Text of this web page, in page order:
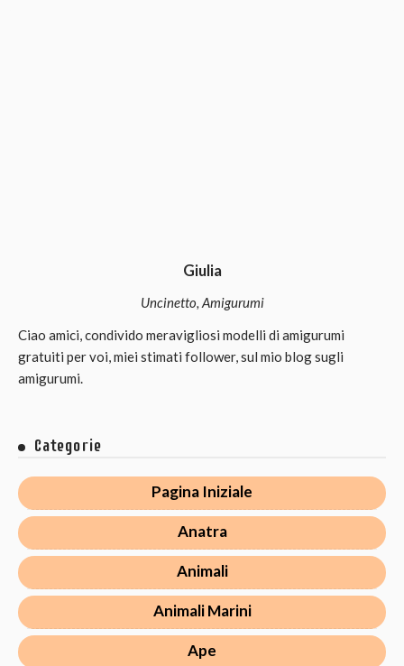
Giulia
Uncinetto, Amigurumi
Ciao amici, condivido meravigliosi modelli di amigurumi
gratuiti per voi, miei stimati follower, sul mio blog sugli
amigurumi.
Categorie
Pagina Iniziale
Anatra
Animali
Animali Marini
Ape